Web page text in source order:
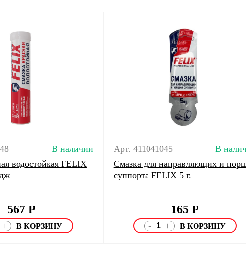
В наличии
водостойкая FELIX
567 Р
+
Арт. 411041045
В
Смазка для направляющих и
суппорта FELIX 5 г.
165Р
- +